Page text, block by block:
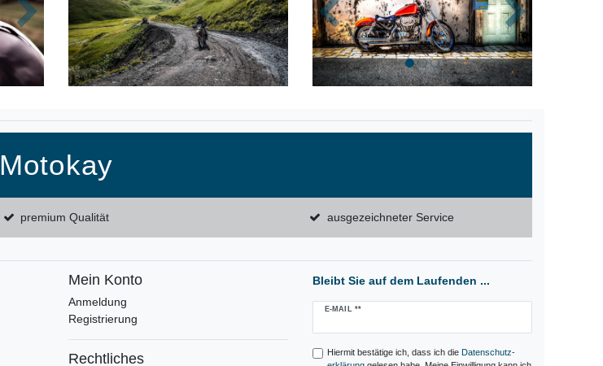
Nächste Zurück Nächste
Motokay
premium Qualität ausgezeichneter Service
Mein Konto
Anmeldung
Registrierung
Rechtliches
Bleibt Sie auf dem Laufenden ...
E-MAIL **
Newsletter
Hiermit bestätige ich, dass ich die Daten­schutz­